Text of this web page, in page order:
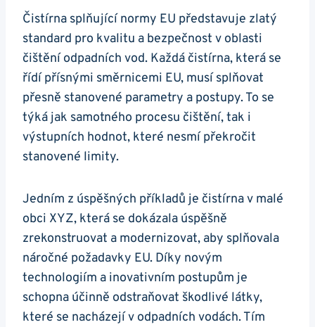
Čistírna splňující normy EU představuje zlatý
standard pro kvalitu a bezpečnost v oblasti
čištění odpadních vod. Každá čistírna, která se
řídí přísnými směrnicemi EU, musí splňovat
přesně stanovené parametry a postupy. To se
týká jak samotného procesu čištění, tak i
výstupních hodnot, které nesmí překročit
stanovené limity.
Jedním z úspěšných příkladů je čistírna v malé
obci XYZ, která se dokázala úspěšně
zrekonstruovat a modernizovat, aby splňovala
náročné požadavky EU. Díky novým
technologiím a inovativním postupům je
schopna účinně odstraňovat škodlivé látky,
které se nacházejí v odpadních vodách. Tím